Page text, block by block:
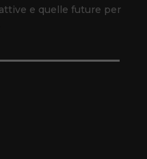
e quelle future per